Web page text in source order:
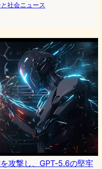
社会ニュース
攻撃し、GPT‑5.6の堅牢